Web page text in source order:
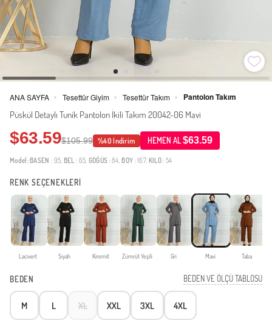
ANA SAYFA > Tesettür Giyim > Tesettür Takım > Pantolon Takım
Püskül Detaylı Tunik Pantolon İkili Takım 20042-06 Mavi
$63.59$105.99 %40 İndirim HEMEN AL$63.59
Model: BASEN : 95, BEL : 65, GÖĞÜS : 84, BOY : 167, KILO: 54
RENK SEÇENEKLERİ
Lacivert Siyah Kiremit Zümrüt Yeşili Gri Mavi Taba
BEDEN BEDEN VE ÖLÇÜ TABLOSU
M L XL XXL 3XL 4XL